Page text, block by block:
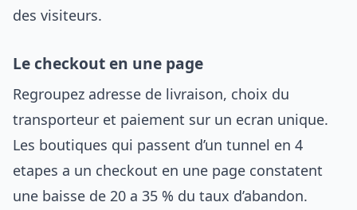
des visiteurs.
Le checkout en une page
Regroupez adresse de livraison, choix du
transporteur et paiement sur un ecran unique.
Les boutiques qui passent d’un tunnel en 4
etapes a un checkout en une page constatent
une baisse de 20 a 35 % du taux d’abandon.